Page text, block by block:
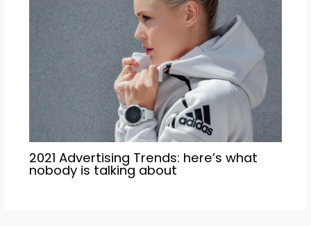
2021 Advertising Trends: here’s what
nobody is talking about